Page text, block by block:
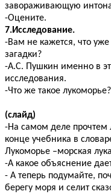
завораживающую
-Оцените.
7.Исследование.
-Вам не кажется, что
загадки?
-А.С. Пушкин именно в
исследования.
-Что же такое лукоморье?
(слайд)
-На самом деле прочтем
конце учебника в
Лукоморье –морская
-А какое объяснение
- А теперь подумайте,
берегу моря и селит